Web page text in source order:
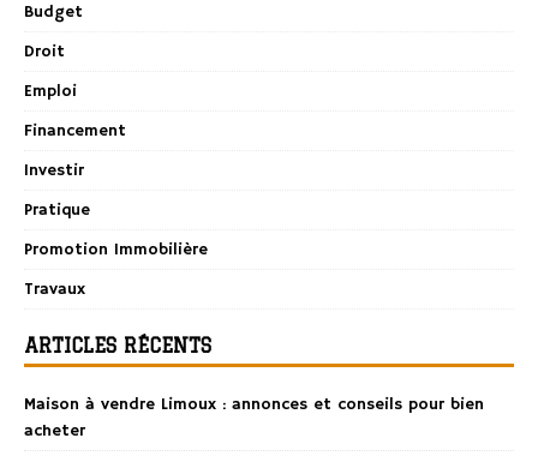
Budget
Droit
Emploi
Financement
Investir
Pratique
Promotion Immobilière
Travaux
ARTICLES RÉCENTS
Maison à vendre Limoux : annonces et conseils pour bien
acheter